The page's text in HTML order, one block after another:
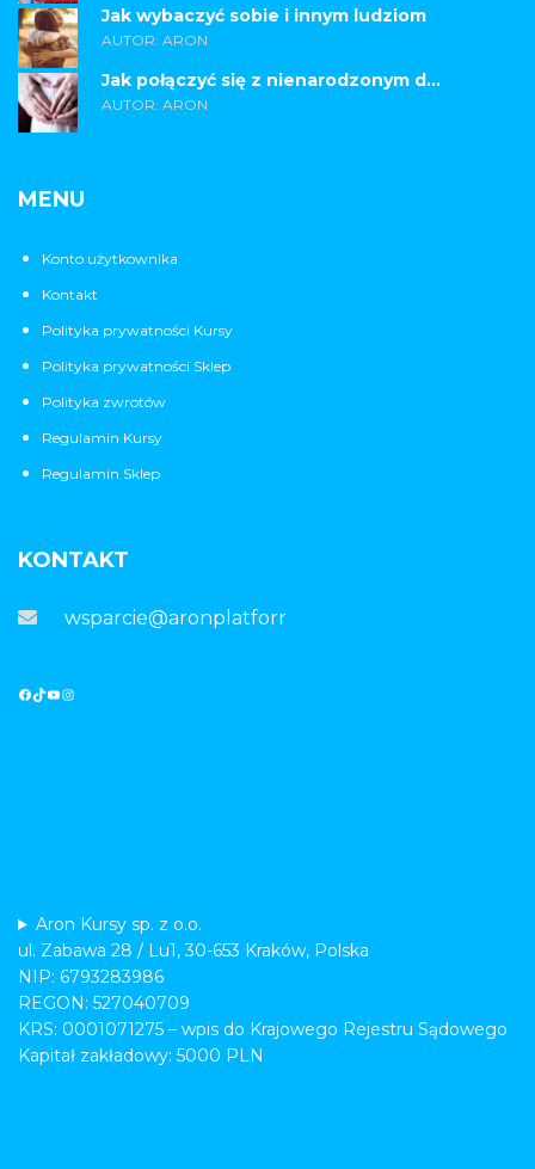
Jak wybaczyć sobie i innym ludziom
AUTOR: ARON
Jak połączyć się z nienarodzonym d...
AUTOR: ARON
MENU
Konto użytkownika
Kontakt
Polityka prywatności Kursy
Polityka prywatności Sklep
Polityka zwrotów
Regulamin Kursy
Regulamin Sklep
KONTAKT
wsparcie@aronplatforma.pl
Aron Kursy sp. z o.o.
ul. Zabawa 28 / Lu1, 30-653 Kraków, Polska
NIP: 6793283986
REGON: 527040709
KRS: 0001071275 – wpis do Krajowego Rejestru Sądowego
Kapitał zakładowy: 5000 PLN